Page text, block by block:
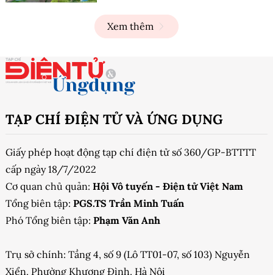
Xem thêm
TẠP CHÍ ĐIỆN TỬ VÀ ỨNG DỤNG
Giấy phép hoạt động tạp chí điện tử số 360/GP-BTTTT
cấp ngày 18/7/2022
Cơ quan chủ quản: Hội Vô tuyến - Điện tử Việt Nam
Tổng biên tập: PGS.TS Trần Minh Tuấn
Phó Tổng biên tập: Phạm Văn Anh
Trụ sở chính: Tầng 4, số 9 (Lô TT01-07, số 103) Nguyễn
Xiển, Phường Khương Đình, Hà Nội